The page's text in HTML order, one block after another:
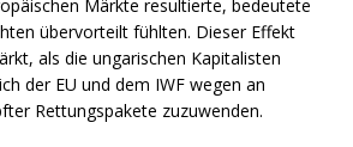
Märkte resultierte, bedeutete
übervorteilt fühlten. Dieser Effekt
als die ungarischen Kapitalisten
der EU und dem IWF wegen an
Rettungspakete zuzuwenden.